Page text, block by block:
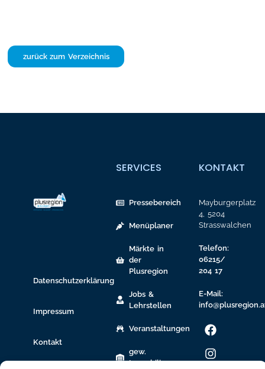
zurück zum Verzeichnis
Datenschutzerklärung
Impressum
Kontakt
SERVICES
Pressebereich
Menüplaner
Märkte in
der
Plusregion
Jobs &
Lehrstellen
Veranstaltungen
gew.
Immobilien
KONTAKT
Mayburgerplatz
4, 5204
Strasswalchen
Telefon:
06215/
204 17
E-Mail: